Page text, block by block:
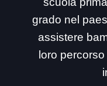
grado nel
assistere
loro